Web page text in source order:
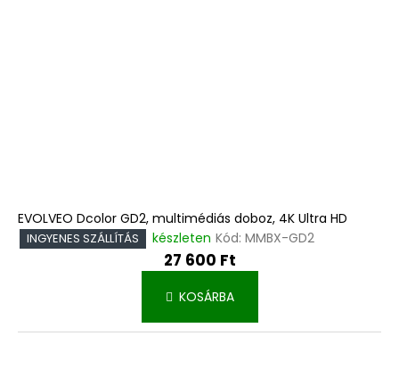
EVOLVEO Dcolor GD2, multimédiás doboz, 4K Ultra HD
INGYENES SZÁLLÍTÁS készleten Kód: MMBX-GD2
27 600 Ft
KOSÁRBA